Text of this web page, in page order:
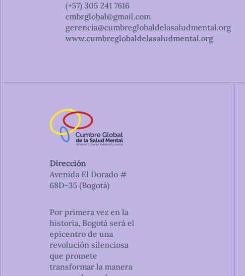
(+57) 305 241 7616
cmbrglobal@gmail.com
gerencia@cumbreglobaldelasaludmental.org
www.cumbreglobaldelasaludmental.org
Dirección
Avenida El Dorado #
68D-35 (Bogotá)
Por primera vez en la
historia, Bogotá será el
epicentro de una
revolución silenciosa
que promete
transformar la manera